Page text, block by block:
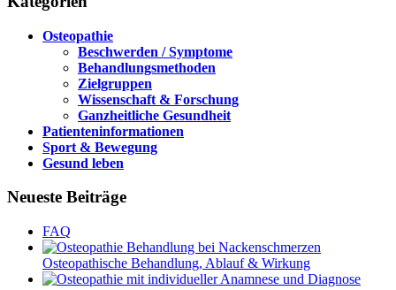
Osteopathie
Beschwerden / Symptome
Behandlungsmethoden
Zielgruppen
Wissenschaft & Forschung
Ganzheitliche Gesundheit
Patienteninformationen
Sport & Bewegung
Gesund leben
Neueste Beiträge
FAQ
Osteopathische Behandlung, Ablauf & Wirkung